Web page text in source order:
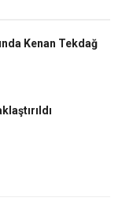
Kenan Tekdağ